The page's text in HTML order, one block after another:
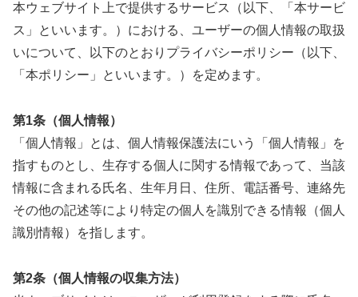
本ウェブサイト上で提供するサービス（以下、「本サービ
ス」といいます。）における、ユーザーの個人情報の取扱
いについて、以下のとおりプライバシーポリシー（以下、
「本ポリシー」といいます。）を定めます。
第1条（個人情報）
「個人情報」とは、個人情報保護法にいう「個人情報」を
指すものとし、生存する個人に関する情報であって、当該
情報に含まれる氏名、生年月日、住所、電話番号、連絡先
その他の記述等により特定の個人を識別できる情報（個人
識別情報）を指します。
第2条（個人情報の収集方法）